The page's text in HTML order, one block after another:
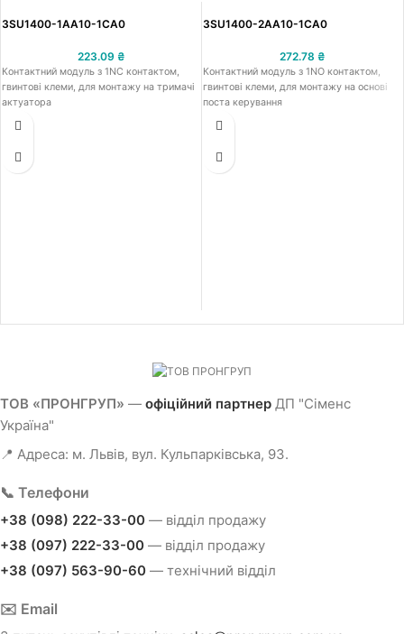
3SU1400-1AA10-1CA0
223.09 ₴
Контактний модуль з 1NC контактом,
гвинтові клеми, для монтажу на тримачі
актуатора
3SU1400-2AA10-1CA0
272.78 ₴
Контактний модуль з 1NO контактом,
гвинтові клеми, для монтажу на основі
поста керування
ТОВ «ПРОНГРУП» — офіційний партнер ДП "Сіменс
Україна"
📍 Адреса: м. Львів, вул. Кульпарківська, 93.
📞 Телефони
+38 (098) 222-33-00 — відділ продажу
+38 (097) 222-33-00 — відділ продажу
+38 (097) 563-90-60 — технічний відділ
✉️ Email